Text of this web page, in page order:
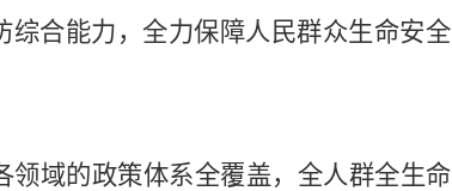
综合能力，全力保障人民群众生命安全
领域的政策体系全覆盖，全人群全生命